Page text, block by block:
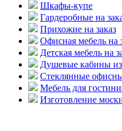
Шкафы-купе
Гардеробные на
Прихожие на заказ
Офисная мебель на
Детская мебель на
Душевые кабины из
Стеклянные
Мебель для
Изготовление